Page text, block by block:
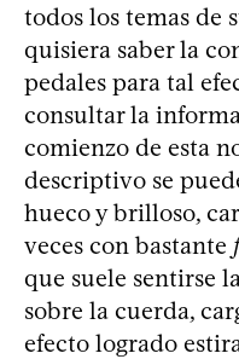
todos los temas de
quisiera saber la
pedales para tal
consultar la
comienzo de esta
descriptivo se
hueco y brilloso,
veces con bastante
que suele sentirse
sobre la cuerda,
efecto logrado